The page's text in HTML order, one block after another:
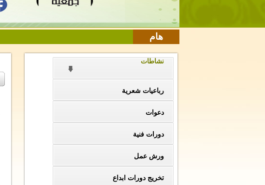
هام
نشاطات
رباعيات شعرية
دعوات
دورات فنية
ورش عمل
تخريج دورات ابداع